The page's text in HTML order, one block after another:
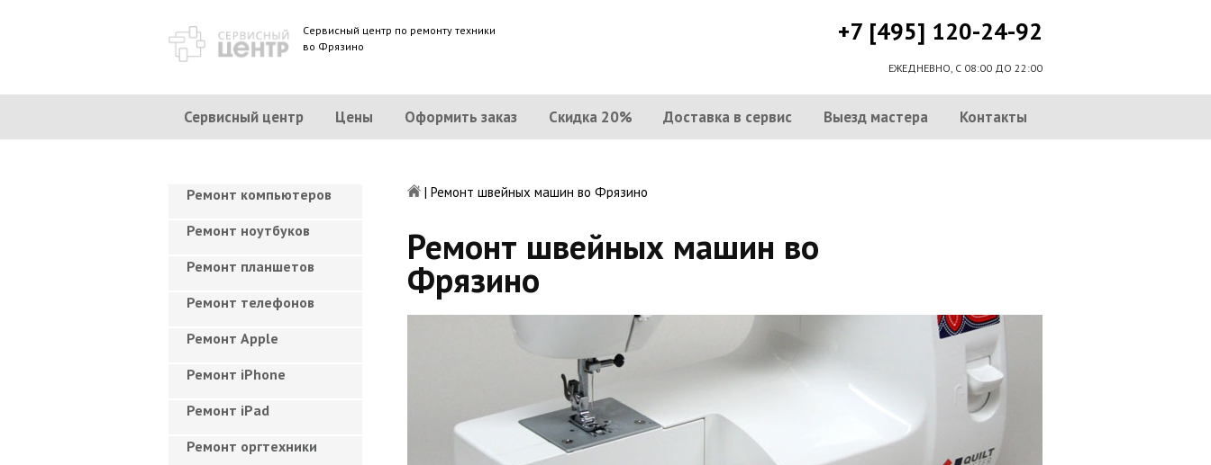
Сервисный центр по ремонту техники
во Фрязино
+7 [495] 120-24-92
ЕЖЕДНЕВНО, С 08:00 ДО 22:00
Сервисный центр Цены Оформить заказ Скидка 20% Доставка в сервис Выезд мастера Контакты
| Ремонт швейных машин во Фрязино
Ремонт швейных машин во
Фрязино
Ремонт компьютеров
Ремонт ноутбуков
Ремонт планшетов
Ремонт телефонов
Ремонт Apple
Ремонт iPhone
Ремонт iPad
Ремонт оргтехники